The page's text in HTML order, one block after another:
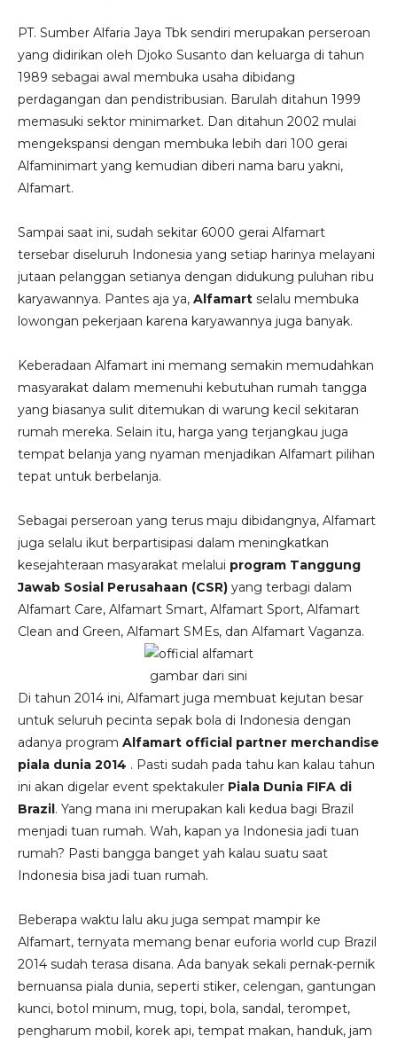
PT. Sumber Alfaria Jaya Tbk sendiri merupakan perseroan
yang didirikan oleh Djoko Susanto dan keluarga di tahun
1989 sebagai awal membuka usaha dibidang
perdagangan dan pendistribusian. Barulah ditahun 1999
memasuki sektor minimarket. Dan ditahun 2002 mulai
mengekspansi dengan membuka lebih dari 100 gerai
Alfaminimart yang kemudian diberi nama baru yakni,
Alfamart.
Sampai saat ini, sudah sekitar 6000 gerai Alfamart
tersebar diseluruh Indonesia yang setiap harinya melayani
jutaan pelanggan setianya dengan didukung puluhan ribu
karyawannya. Pantes aja ya, Alfamart selalu membuka
lowongan pekerjaan karena karyawannya juga banyak.
Keberadaan Alfamart ini memang semakin memudahkan
masyarakat dalam memenuhi kebutuhan rumah tangga
yang biasanya sulit ditemukan di warung kecil sekitaran
rumah mereka. Selain itu, harga yang terjangkau juga
tempat belanja yang nyaman menjadikan Alfamart pilihan
tepat untuk berbelanja.
Sebagai perseroan yang terus maju dibidangnya, Alfamart
juga selalu ikut berpartisipasi dalam meningkatkan
kesejahteraan masyarakat melalui program Tanggung
Jawab Sosial Perusahaan (CSR) yang terbagi dalam
Alfamart Care, Alfamart Smart, Alfamart Sport, Alfamart
Clean and Green, Alfamart SMEs, dan Alfamart Vaganza.
gambar dari sini
Di tahun 2014 ini, Alfamart juga membuat kejutan besar
untuk seluruh pecinta sepak bola di Indonesia dengan
adanya program Alfamart official partner merchandise
piala dunia 2014 . Pasti sudah pada tahu kan kalau tahun
ini akan digelar event spektakuler Piala Dunia FIFA di
Brazil. Yang mana ini merupakan kali kedua bagi Brazil
menjadi tuan rumah. Wah, kapan ya Indonesia jadi tuan
rumah? Pasti bangga banget yah kalau suatu saat
Indonesia bisa jadi tuan rumah.
Beberapa waktu lalu aku juga sempat mampir ke
Alfamart, ternyata memang benar euforia world cup Brazil
2014 sudah terasa disana. Ada banyak sekali pernak-pernik
bernuansa piala dunia, seperti stiker, celengan, gantungan
kunci, botol minum, mug, topi, bola, sandal, terompet,
pengharum mobil, korek api, tempat makan, handuk, jam